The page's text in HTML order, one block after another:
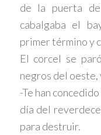
de la puerta
cabalgaba el
primer término y
El corcel se
negros del oeste,
-Te han
día del
para destruir.